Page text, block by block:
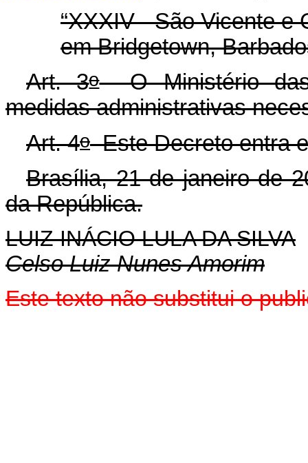
“XXXIV - São Vicente e
em Bridgetown,
Art. 3oO Ministério das
medidas administrativas
Art. 4oEste Decreto entra
Brasília, 21 de janeiro de
da República.
LUIZ INÁCIO LULA DA SILVA
Celso Luiz Nunes Amorim
Este texto não substitui o